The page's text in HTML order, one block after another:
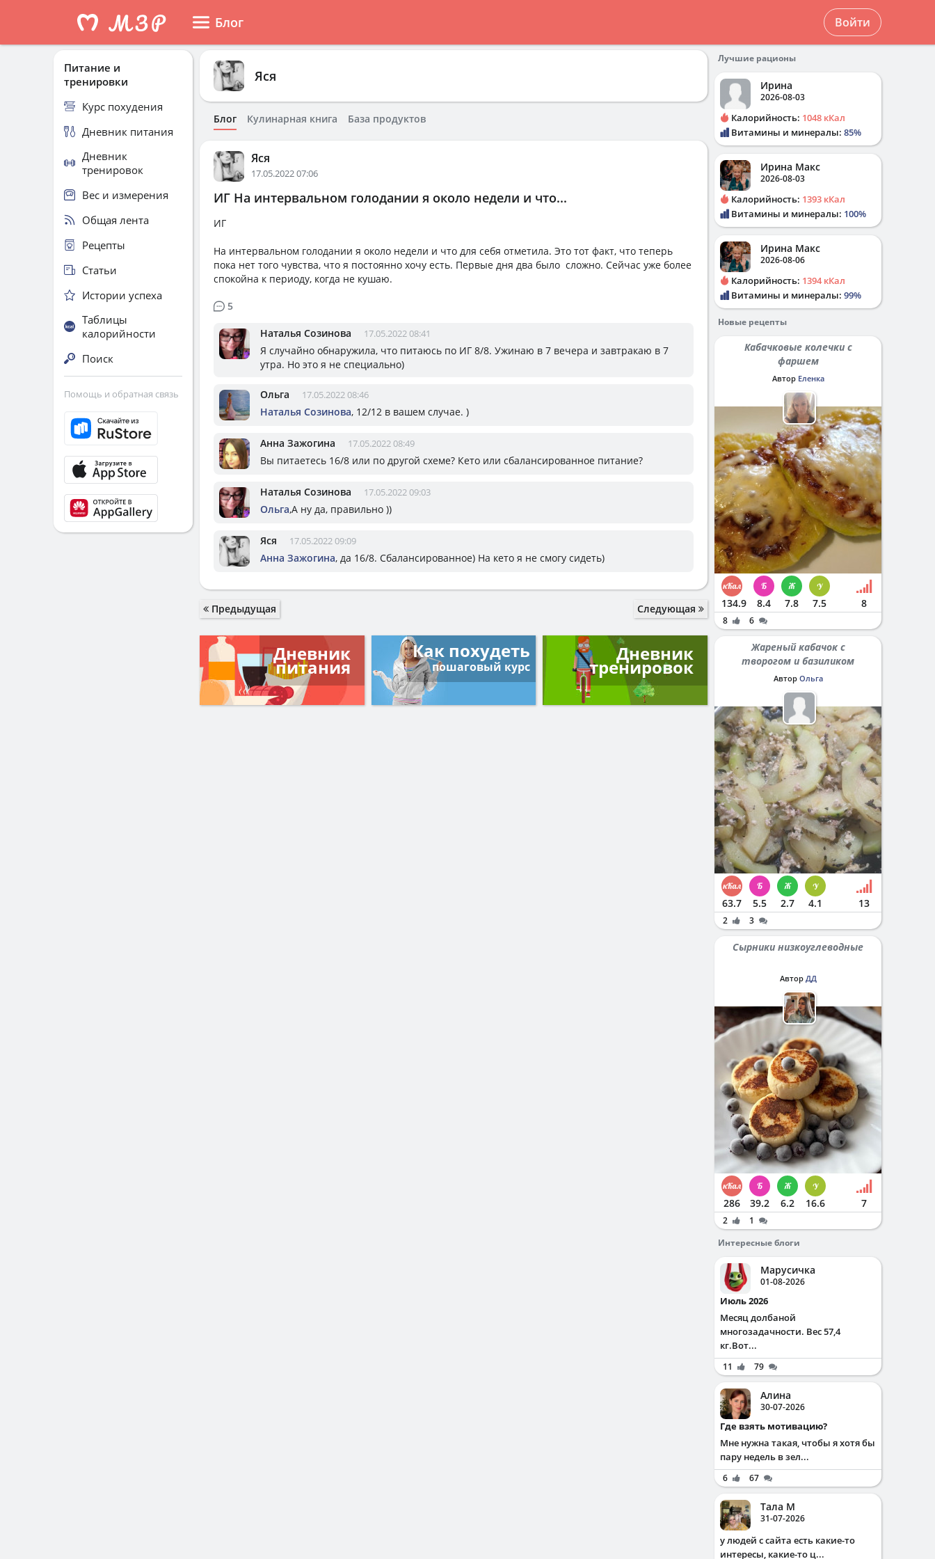
Блог Войти
Яся
Блог Кулинарная книга База продуктов
Яся
17.05.2022 07:06
ИГ На интервальном голодании я около недели и что...
ИГ
На интервальном голодании я около недели и что для себя отметила. Это тот факт, что теперь
пока нет того чувства, что я постоянно хочу есть. Первые дня два было сложно. Сейчас уже более
спокойна к периоду, когда не кушаю.
5
Наталья Созинова 17.05.2022 08:41
Я случайно обнаружила, что питаюсь по ИГ 8/8. Ужинаю в 7 вечера и завтракаю в 7
утра. Но это я не специально)
Ольга 17.05.2022 08:46
Наталья Созинова, 12/12 в вашем случае. )
Анна Зажогина 17.05.2022 08:49
Вы питаетесь 16/8 или по другой схеме? Кето или сбалансированное питание?
Наталья Созинова 17.05.2022 09:03
Ольга,А ну да, правильно ))
Яся 17.05.2022 09:09
Анна Зажогина, да 16/8. Сбалансированное) На кето я не смогу сидеть)
Предыдущая Следующая
Дневник
питания
Как похудеть
пошаговый курс
Дневник
тренировок
Питание и
тренировки
Курс похудения
Дневник питания
Дневник
тренировок
Вес и измерения
Общая лента
Рецепты
Статьи
Истории успеха
Таблицы
калорийности
Поиск
Помощь и обратная связь
Лучшие рационы
Ирина
2026-08-03
Калорийность: 1048 кКал
Витамины и минералы: 85%
Ирина Макс
2026-08-03
Калорийность: 1393 кКал
Витамины и минералы: 100%
Ирина Макс
2026-08-06
Калорийность: 1394 кКал
Витамины и минералы: 99%
Новые рецепты
Кабачковые колечки с
фаршем
Автор Еленка
134.9 8.4 7.8 7.5 8
8 6
Жареный кабачок с
творогом и базиликом
Автор Ольга
63.7 5.5 2.7 4.1 13
2 3
Сырники низкоуглеводные
Автор ДД
286 39.2 6.2 16.6 7
2
1
Интересные блоги
Марусичка
01-08-2026
Июль 2026
Месяц долбаной
многозадачности. Вес 57,4
кг.Вот...
11 79
Алина
30-07-2026
Где взять мотивацию?
Мне нужна такая, чтобы я хотя бы
пару недель в зел...
6 67
Тала М
31-07-2026
у людей с сайта есть какие-то
интересы, какие-то ц...